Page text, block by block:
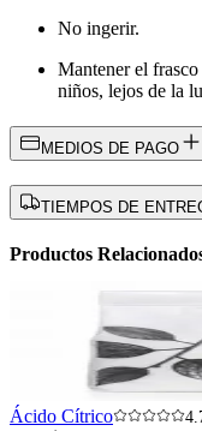
No ingerir.
Mantener el
niños, lejos de la
MEDIOS DE PAGO
TIEMPOS DE
Productos
Ácido Cítrico